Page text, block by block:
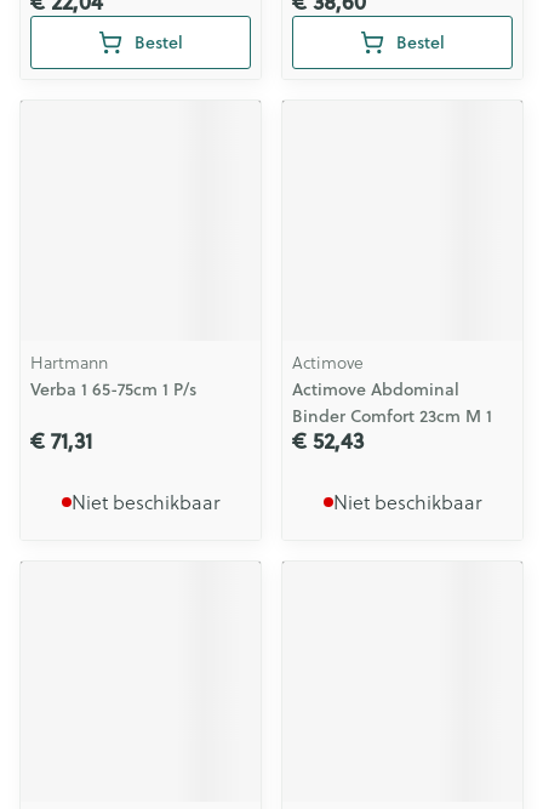
Bestel Bestel
Hartmann
Verba 1 65-75cm 1 P/s
€ 71,31
Niet beschikbaar
Actimove
Actimove Abdominal
Binder Comfort 23cm M 1
€ 52,43
Niet beschikbaar